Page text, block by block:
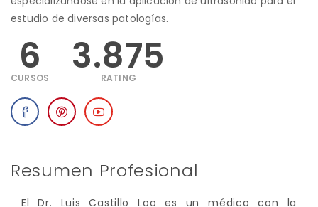
estudio de diversas patologías.
6
CURSOS 3.875
RATING
Resumen Profesional
El Dr. Luis Castillo Loo es un médico con la